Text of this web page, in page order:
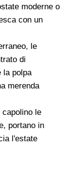
moderne o
con un
le
di
la polpa
merenda
le
portano in
l'estate